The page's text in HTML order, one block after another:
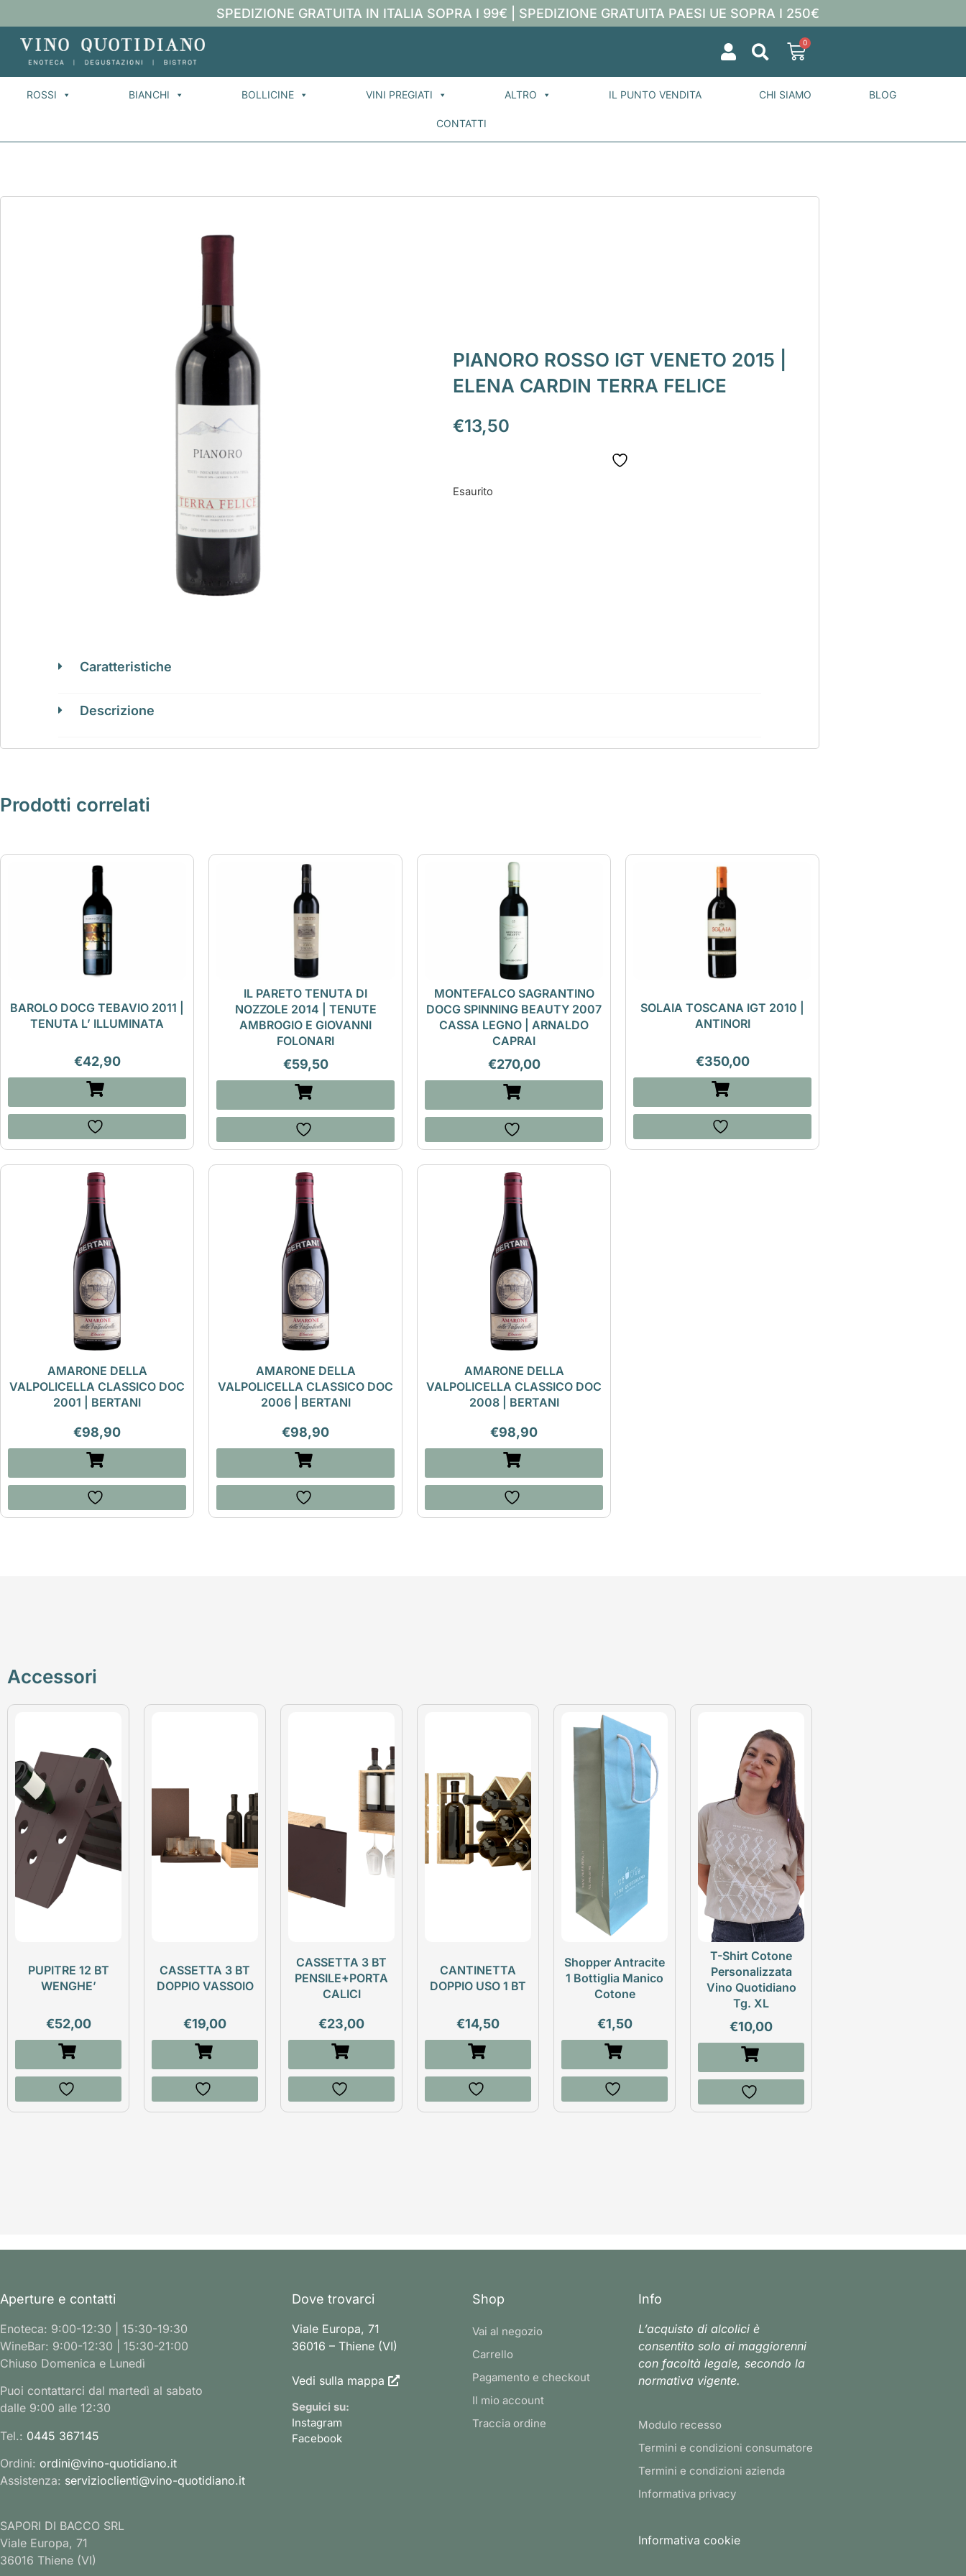
SPEDIZIONE GRATUITA IN ITALIA SOPRA I 99€ | SPEDIZIONE GRATUITA PAESI UE SOPRA I 250€
0
ROSSI BIANCHI BOLLICINE VINI PREGIATI ALTRO IL PUNTO VENDITA CHI SIAMO BLOG
CONTATTI
PIANORO ROSSO IGT VENETO 2015 |
ELENA CARDIN TERRA FELICE
€13,50
Esaurito
Caratteristiche
Descrizione
Prodotti correlati
BAROLO DOCG TEBAVIO 2011 |
TENUTA L’ ILLUMINATA
€42,90
IL PARETO TENUTA DI
NOZZOLE 2014 | TENUTE
AMBROGIO E GIOVANNI
FOLONARI
€59,50
MONTEFALCO SAGRANTINO
DOCG SPINNING BEAUTY 2007
CASSA LEGNO | ARNALDO
CAPRAI
€270,00
SOLAIA TOSCANA IGT 2010 |
ANTINORI
€350,00
AMARONE DELLA
VALPOLICELLA CLASSICO DOC
2001 | BERTANI
€98,90
AMARONE DELLA
VALPOLICELLA CLASSICO DOC
2006 | BERTANI
€98,90
AMARONE DELLA
VALPOLICELLA CLASSICO DOC
2008 | BERTANI
€98,90
Accessori
PUPITRE 12 BT
WENGHE’
€52,00
CASSETTA 3 BT
DOPPIO VASSOIO
€19,00
CASSETTA 3 BT
PENSILE+PORTA
CALICI
€23,00
CANTINETTA
DOPPIO USO 1 BT
€14,50
Shopper Antracite
1 Bottiglia Manico
Cotone
€1,50
T-Shirt Cotone
Personalizzata
Vino Quotidiano
Tg. XL
€10,00
Aperture e contatti
Enoteca: 9:00-12:30 | 15:30-19:30
WineBar: 9:00-12:30 | 15:30-21:00
Chiuso Domenica e Lunedì
Puoi contattarci dal martedì al sabato
dalle 9:00 alle 12:30
Tel.: 0445 367145
Ordini: ordini@vino-quotidiano.it
Assistenza: servizioclienti@vino-quotidiano.it
SAPORI DI BACCO SRL
Viale Europa, 71
36016 Thiene (VI)
Dove trovarci
Viale Europa, 71
36016 – Thiene (VI)
Vedi sulla mappa
Seguici su:
Instagram
Facebook
Shop
Vai al negozio
Carrello
Pagamento e checkout
Il mio account
Traccia ordine
Info
L’acquisto di alcolici è
consentito solo ai maggiorenni
con facoltà legale, secondo la
normativa vigente.
Modulo recesso
Termini e condizioni consumatore
Termini e condizioni azienda
Informativa privacy
Informativa cookie